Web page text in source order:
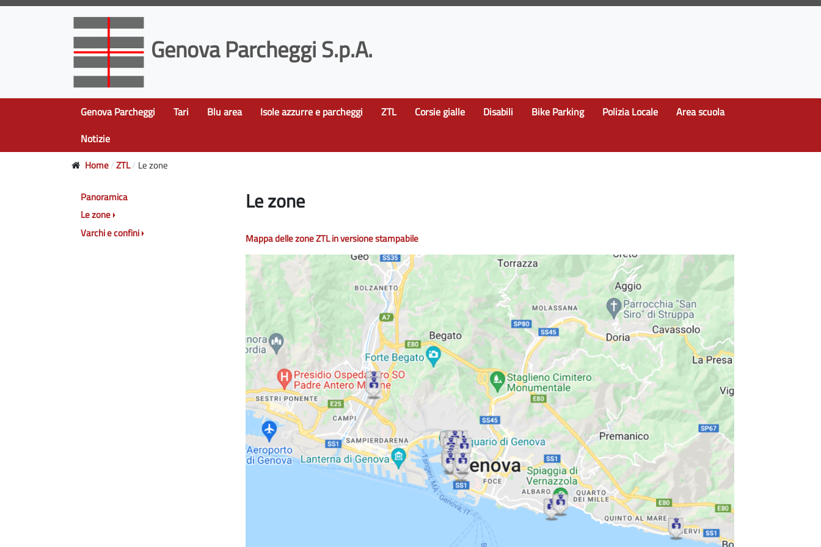
Genova Parcheggi S.p.A.
Genova Parcheggi Tari Blu area Isole azzurre e parcheggi ZTL Corsie gialle Disabili Bike Parking Polizia Locale
Area scuola
Notizie
Home ZTL Le zone
Le zone
Mappa delle zone ZTL in versione stampabile
Panoramica
Le zone
Varchi e confini